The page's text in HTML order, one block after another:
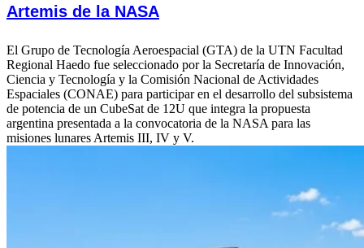
Artemis de la NASA
El Grupo de Tecnología Aeroespacial (GTA) de la UTN Facultad
Regional Haedo fue seleccionado por la Secretaría de Innovación,
Ciencia y Tecnología y la Comisión Nacional de Actividades
Espaciales (CONAE) para participar en el desarrollo del subsistema
de potencia de un CubeSat de 12U que integra la propuesta
argentina presentada a la convocatoria de la NASA para las
misiones lunares Artemis III, IV y V.